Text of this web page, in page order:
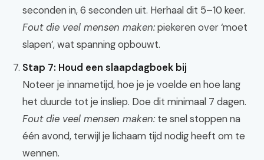
seconden in, 6 seconden uit. Herhaal dit 5–10 keer.
Fout die veel mensen maken:piekeren over ‘moet
slapen’, wat spanning opbouwt.
Stap 7: Houd een slaapdagboek bij
Noteer je innametijd, hoe je je voelde en hoe lang
het duurde tot je insliep. Doe dit minimaal 7 dagen.
Fout die veel mensen maken: te snel stoppen na
één avond, terwijl je lichaam tijd nodig heeft om te
wennen.